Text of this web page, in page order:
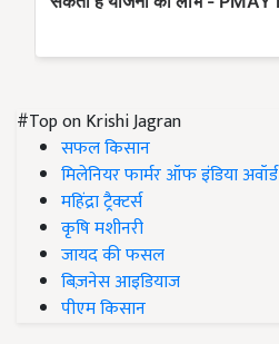
#Top on Krishi Jagran
सफल किसान
मिलेनियर फार्मर ऑफ इंडिया अवॉर्ड
महिंद्रा ट्रैक्टर्स
कृषि मशीनरी
जायद की फसल
बिज़नेस आइडियाज
पीएम किसान